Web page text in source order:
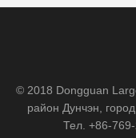
© 2018 Dongguan
район Дунчэн,
Тел. +86-